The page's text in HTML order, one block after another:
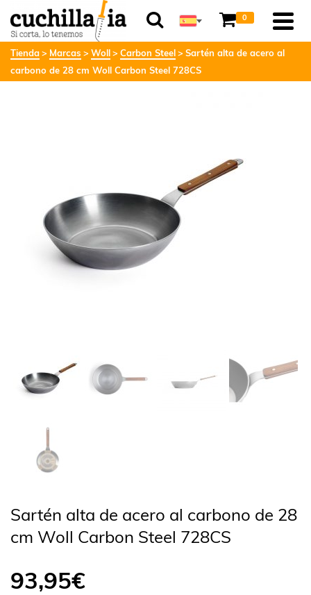
0
Tienda Marcas Woll Carbon Steel
Sartén alta de acero al
carbono de 28 cm Woll Carbon Steel 728CS
Sartén alta de acero al carbono de 28
cm Woll Carbon Steel 728CS
93,95€